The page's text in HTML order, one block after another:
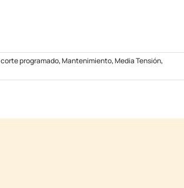
corte programado,Mantenimiento,Media Tensión,